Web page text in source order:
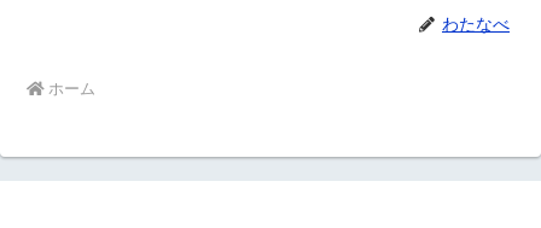
わたなべ
ホーム